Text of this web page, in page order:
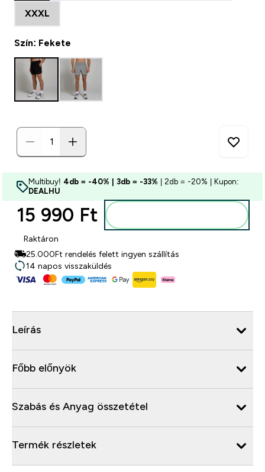
XXXL
Szín: Fekete
Multibuy! 4db = -40% | 3db = -33% | 2db = -20% | Kupon:
DEALHU
15 990 Ft‎
Raktáron
25.000Ft rendelés felett ingyen szállítás
14 napos visszaküldés
Leírás
Főbb előnyök
Szabás és Anyag összetétel
Termék részletek